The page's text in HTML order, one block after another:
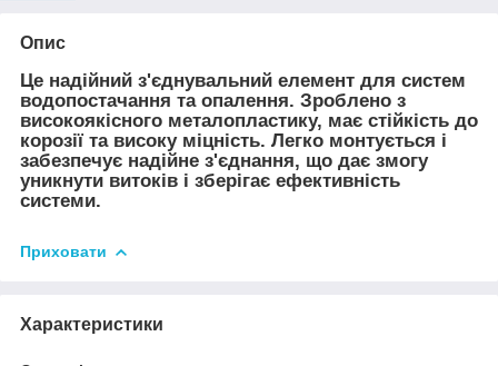
Опис
Це надійний з'єднувальний елемент для систем
водопостачання та опалення. Зроблено з
високоякісного металопластику, має стійкість до
корозії та високу міцність. Легко монтується і
забезпечує надійне з'єднання, що дає змогу
уникнути витоків і зберігає ефективність
системи.
Приховати
Характеристики